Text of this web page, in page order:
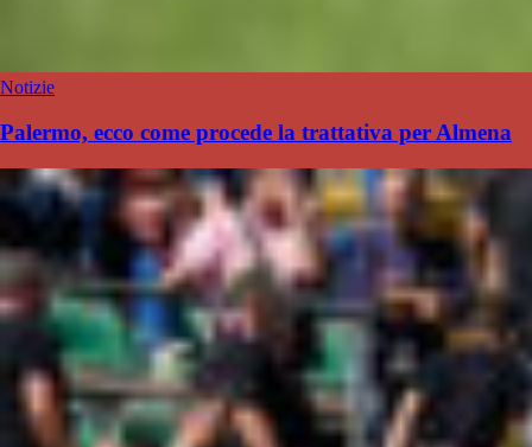
Notizie
Palermo, ecco come procede la trattativa per Almena